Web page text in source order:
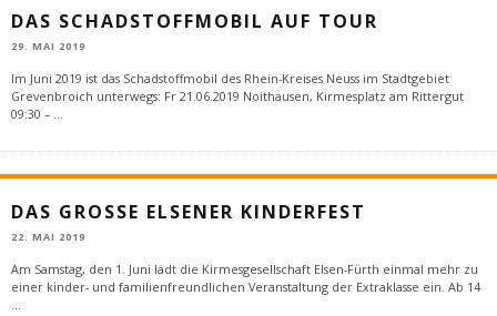
DAS SCHADSTOFFMOBIL AUF TOUR
29. MAI 2019
Im Juni 2019 ist das Schadstoffmobil des Rhein-Kreises Neuss im Stadtgebiet
Grevenbroich unterwegs: Fr 21.06.2019 Noithausen, Kirmesplatz am Rittergut
09:30 –
DAS GROSSE ELSENER KINDERFEST
22. MAI 2019
Am Samstag, den 1. Juni lädt die Kirmesgesellschaft Elsen-Fürth einmal mehr zu
einer kinder- und familienfreundlichen Veranstaltung der Extraklasse ein. Ab 14